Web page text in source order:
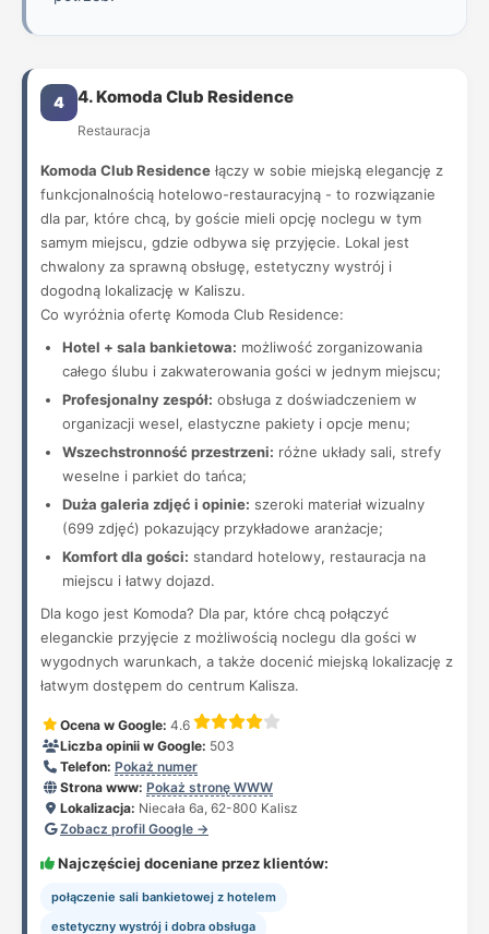
4 4. Komoda Club Residence
Restauracja
Komoda Club Residence łączy w sobie miejską elegancję z
funkcjonalnością hotelowo-restauracyjną - to rozwiązanie
dla par, które chcą, by goście mieli opcję noclegu w tym
samym miejscu, gdzie odbywa się przyjęcie. Lokal jest
chwalony za sprawną obsługę, estetyczny wystrój i
dogodną lokalizację w Kaliszu.
Co wyróżnia ofertę Komoda Club Residence:
Hotel + sala bankietowa: możliwość zorganizowania
całego ślubu i zakwaterowania gości w jednym miejscu;
Profesjonalny zespół: obsługa z doświadczeniem w
organizacji wesel, elastyczne pakiety i opcje menu;
Wszechstronność przestrzeni: różne układy sali, strefy
weselne i parkiet do tańca;
Duża galeria zdjęć i opinie: szeroki materiał wizualny
(699 zdjęć) pokazujący przykładowe aranżacje;
Komfort dla gości: standard hotelowy, restauracja na
miejscu i łatwy dojazd.
Dla kogo jest Komoda? Dla par, które chcą połączyć
eleganckie przyjęcie z możliwością noclegu dla gości w
wygodnych warunkach, a także docenić miejską lokalizację z
łatwym dostępem do centrum Kalisza.
Ocena w Google: 4.6
Liczba opinii w Google: 503
Telefon: Pokaż numer
Strona www: Pokaż stronę WWW
Lokalizacja: Niecała 6a, 62-800 Kalisz
Zobacz profil Google →
Najczęściej doceniane przez klientów:
połączenie sali bankietowej z hotelem
estetyczny wystrój i dobra obsługa